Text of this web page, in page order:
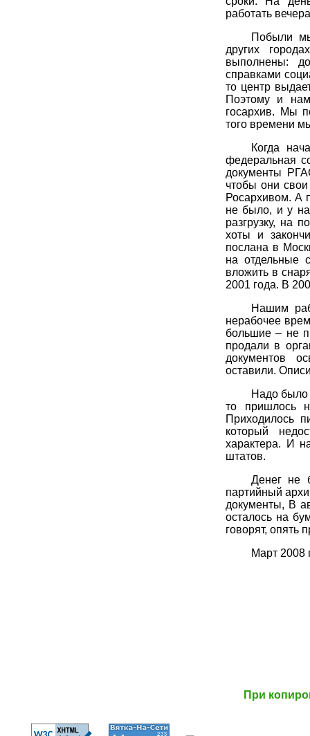
работать
Побыли
других
выполнены:
справками
то центр
Поэтому и
госархив. Мы
того времени
Когда
федеральная
документы
чтобы они
Росархивом. А
не было, и у
разгрузку, на
хоты и
послана в
на отдельные
вложить в
2001 года. В
Нашим
нерабочее
большие – не
продали в
документов
оставили.
Надо было
то пришлось
Приходилось
который
характера. И
штатов.
Денег не
партийный
документы, В
осталось на
говорят, опять
Март 2008
При